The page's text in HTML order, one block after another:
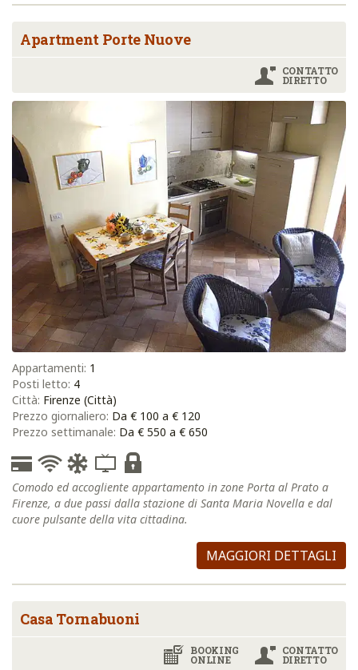
Apartment Porte Nuove
CONTATTO
DIRETTO
Appartamenti: 1
Posti letto: 4
Città: Firenze (Città)
Prezzo giornaliero: Da € 100 a € 120
Prezzo settimanale: Da € 550 a € 650
Comodo ed accogliente appartamento in zone Porta al Prato a
Firenze, a due passi dalla stazione di Santa Maria Novella e dal
cuore pulsante della vita cittadina.
MAGGIORI DETTAGLI
Casa Tornabuoni
CONTATTO
DIRETTO
BOOKING
ONLINE